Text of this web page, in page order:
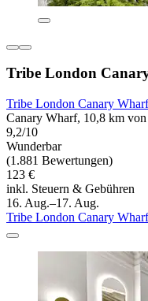
Tribe London
Tribe London Canary Wharf
Canary Wharf, 10,8 km
9,2/10
Wunderbar
(1.881 Bewertungen)
123 €
inkl. Steuern & Gebühren
16. Aug.–17. Aug.
Tribe London Canary Wharf